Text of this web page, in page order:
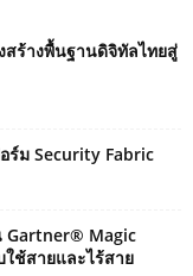
สร้างพื้นฐานดิจิทัลไทยสู่
ร์ม Security Fabric
Gartner® Magic
ช้สายและไร้สาย